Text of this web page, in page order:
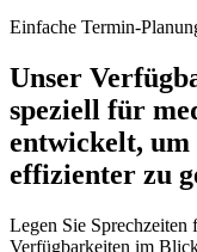
Einfache Termin-
Unser
speziell für
entwickelt,
effizienter zu
Legen Sie Sprechzeiten
Verfügbarkeiten im